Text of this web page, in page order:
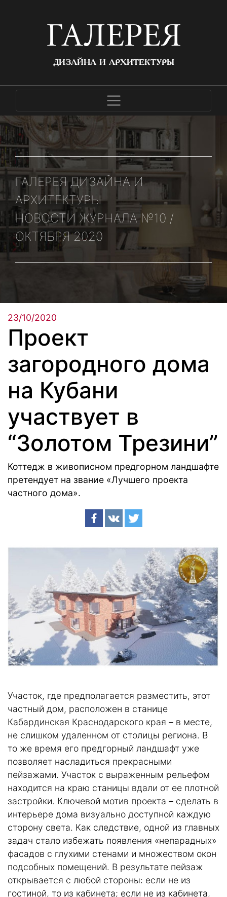
ГАЛЕРЕЯ
ДИЗАЙНА И АРХИТЕКТУРЫ
ГАЛЕРЕЯ ДИЗАЙНА И
АРХИТЕКТУРЫ
НОВОСТИ ЖУРНАЛА №10 /
ОКТЯБРЯ 2020
23/10/2020
Проект
загородного дома
на Кубани
участвует в
“Золотом Трезини”
Коттедж в живописном предгорном ландшафте
претендует на звание «Лучшего проекта
частного дома».
Участок, где предполагается разместить, этот
частный дом, расположен в станице
Кабардинская Краснодарского края – в месте,
не слишком удаленном от столицы региона. В
то же время его предгорный ландшафт уже
позволяет насладиться прекрасными
пейзажами. Участок с выраженным рельефом
находится на краю станицы вдали от ее плотной
застройки. Ключевой мотив проекта – сделать в
интерьере дома визуально доступной каждую
сторону света. Как следствие, одной из главных
задач стало избежать появления «непарадных»
фасадов с глухими стенами и множеством окон
подсобных помещений. В результате пейзаж
открывается с любой стороны: если не из
гостиной, то из кабинета; если не из кабинета,